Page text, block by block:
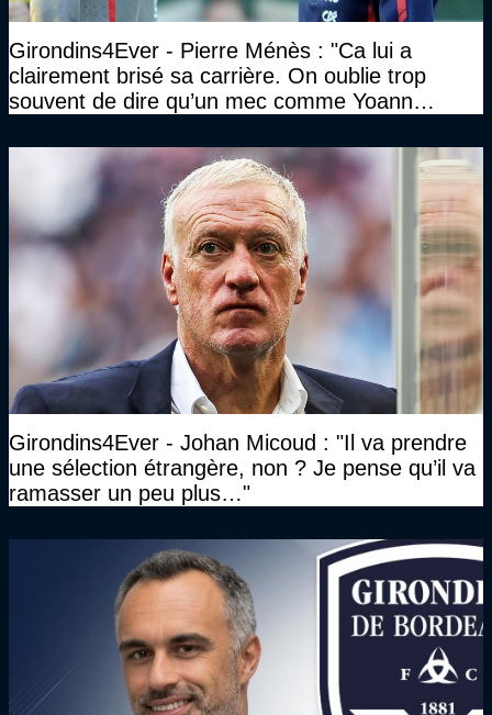
Girondins4Ever - Pierre Ménès : "Ca lui a
clairement brisé sa carrière. On oublie trop
souvent de dire qu’un mec comme Yoann
Girondins4Ever - Johan Micoud : "Il va prendre
une sélection étrangère, non ? Je pense qu’il va
ramasser un peu plus…"